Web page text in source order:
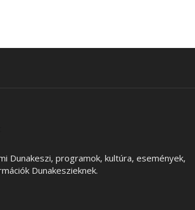
Dunakeszi, programok, kultúra, események,
Dunakeszieknek.